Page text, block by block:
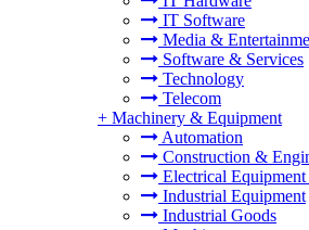
IT Software
Media &
Software & Services
Technology
Telecom
+ Machinery & Equipment
Automation
Construction &
Electrical
Industrial Equipment
Industrial Goods